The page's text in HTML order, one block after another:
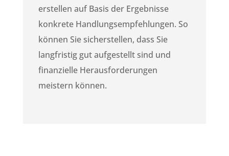
erstellen auf Basis der Ergebnisse
konkrete Handlungsempfehlungen. So
können Sie sicherstellen, dass Sie
langfristig gut aufgestellt sind und
finanzielle Herausforderungen
meistern können.